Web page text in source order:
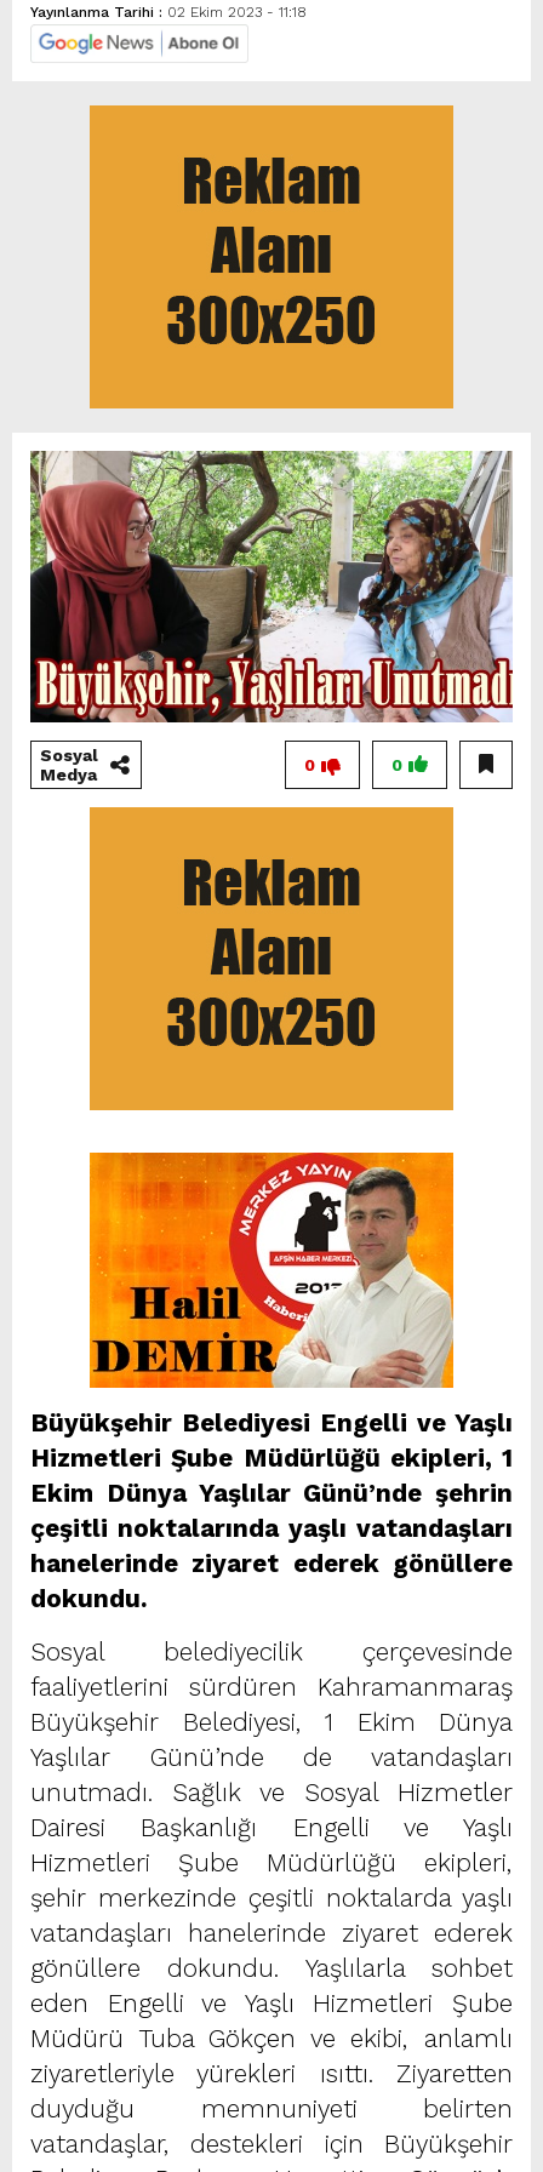
Yayınlanma Tarihi : 02 Ekim 2023 - 11:18
Sosyal
Medya
0
0
Büyükşehir Belediyesi Engelli ve Yaşlı
Hizmetleri Şube Müdürlüğü ekipleri, 1
Ekim Dünya Yaşlılar Günü’nde şehrin
çeşitli noktalarında yaşlı vatandaşları
hanelerinde ziyaret ederek gönüllere
dokundu.
Sosyal belediyecilik çerçevesinde
faaliyetlerini sürdüren Kahramanmaraş
Büyükşehir Belediyesi, 1 Ekim Dünya
Yaşlılar Günü’nde de vatandaşları
unutmadı. Sağlık ve Sosyal Hizmetler
Dairesi Başkanlığı Engelli ve Yaşlı
Hizmetleri Şube Müdürlüğü ekipleri,
şehir merkezinde çeşitli noktalarda yaşlı
vatandaşları hanelerinde ziyaret ederek
gönüllere dokundu. Yaşlılarla sohbet
eden Engelli ve Yaşlı Hizmetleri Şube
Müdürü Tuba Gökçen ve ekibi, anlamlı
ziyaretleriyle yürekleri ısıttı. Ziyaretten
duyduğu memnuniyeti belirten
vatandaşlar, destekleri için Büyükşehir